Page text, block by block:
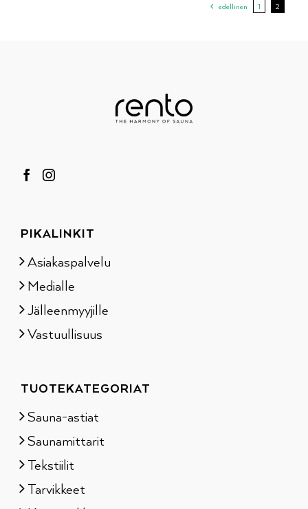
edellinen 1 2
PIKALINKIT
Asiakaspalvelu
Medialle
Jälleenmyyjille
Vastuullisuus
TUOTEKATEGORIAT
Sauna-astiat
Saunamittarit
Tekstiilit
Tarvikkeet